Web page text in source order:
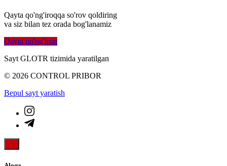
Qayta qo'ng'iroqqa so'rov qoldiring
va siz bilan tez orada bog'lanamiz
Qayta qo'ng'iroq
Sayt GLOTR tizimida yaratilgan
© 2026 CONTROL PRIBOR
Bepul sayt yaratish